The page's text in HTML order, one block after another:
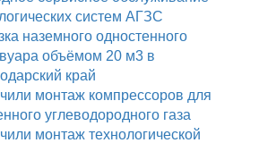
систем АГЗС
наземного одностенного
объёмом 20 м3 в
край
монтаж компрессоров для
углеводородного газа
монтаж технологической